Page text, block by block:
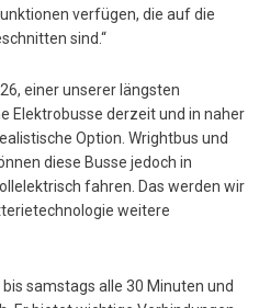
verfügen, die auf die
sind.“
einer unserer längsten
Elektrobusse derzeit und in naher
Option. Wrightbus und
diese Busse jedoch in
fahren. Das werden wir
weitere
samstags alle 30 Minuten und